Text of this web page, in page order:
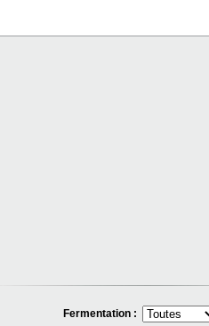
Fermentation :